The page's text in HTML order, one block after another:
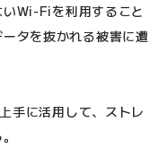
Wi-Fiを利用すること
タを抜かれる被害に遭
手に活用して、ストレ